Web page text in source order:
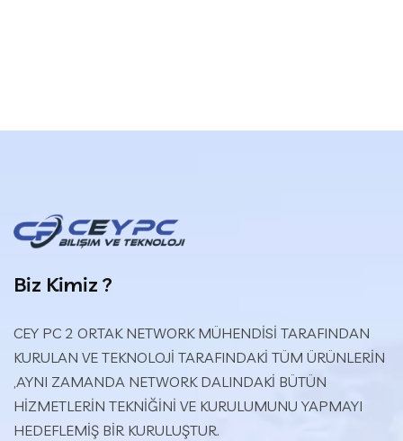
Biz Kimiz ?
CEY PC 2 ORTAK NETWORK MÜHENDİSİ TARAFINDAN
KURULAN VE TEKNOLOJİ TARAFINDAKİ TÜM ÜRÜNLERİN
,AYNI ZAMANDA NETWORK DALINDAKİ BÜTÜN
HİZMETLERİN TEKNİĞİNİ VE KURULUMUNU YAPMAYI
HEDEFLEMİŞ BİR KURULUŞTUR.